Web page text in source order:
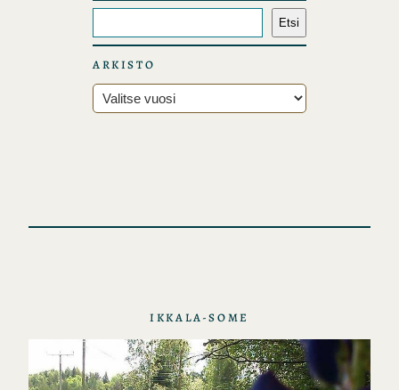
t
s
i
Etsi
ARKISTO
A
r
IKKALA-SOME